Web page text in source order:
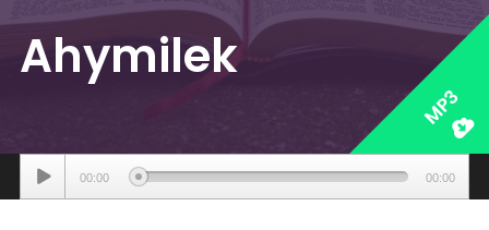
Ahymilek
MP3
Аудиоплеер
00:00 00:00